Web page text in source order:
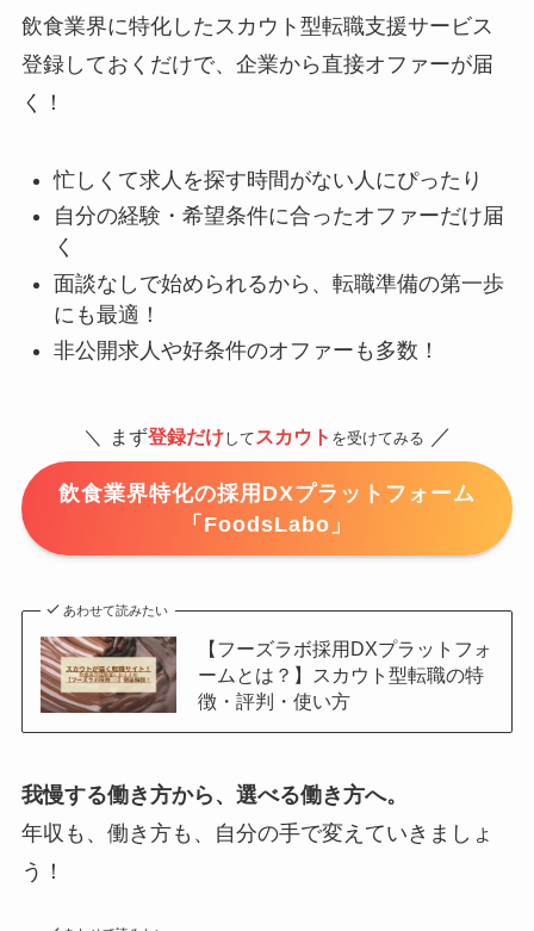
飲食業界に特化したスカウト型転職支援サービス
登録しておくだけで、企業から直接オファーが届
く！
忙しくて求人を探す時間がない人にぴったり
自分の経験・希望条件に合ったオファーだけ届
く
面談なしで始められるから、転職準備の第一歩
にも最適！
非公開求人や好条件のオファーも多数！
＼ まず登録だけして スカウト を受けてみる ／
飲食業界特化の採用DXプラットフォーム
「FoodsLabo」
あわせて読みたい
【フーズラボ採用DXプラットフォ
ームとは？】スカウト型転職の特
徴・評判・使い方
我慢する働き方から、選べる働き方へ。
年収も、働き方も、自分の手で変えていきましょ
う！